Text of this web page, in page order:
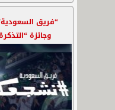
“فريق
وجائزة